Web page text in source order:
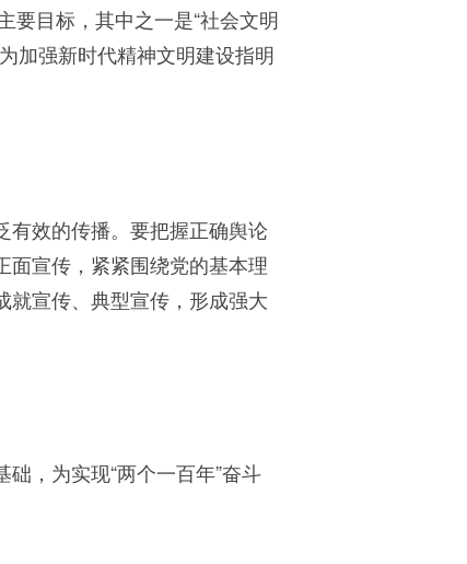
要目标，其中之一是“社会文明
加强新时代精神文明建设指明
有效的传播。要把握正确舆论
面宣传，紧紧围绕党的基本理
就宣传、典型宣传，形成强大
，为实现“两个一百年”奋斗